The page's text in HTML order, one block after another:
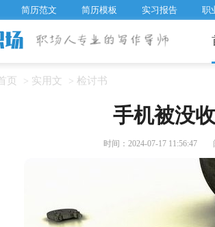
简历范文 简历模板 实习报告 职
页 > 实用文 > 检讨书
手机被没
时间：2024-07-17 11:56:47